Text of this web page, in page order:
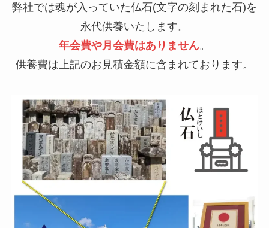
弊社では魂が入っていた仏石(文字の刻まれた石)を
永代供養いたします。
年会費や月会費はありません。
供養費は上記のお見積金額に含まれております。